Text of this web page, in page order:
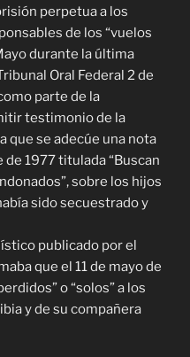
perpetua a los
de los “vuelos
durante la última
Oral Federal 2 de
parte de la
testimonio de la
que se adecúe una nota
1977 titulada “Buscan
sobre los hijos
sido secuestrado y
publicado por el
que el 11 de mayo de
o “solos” a los
y de su compañera